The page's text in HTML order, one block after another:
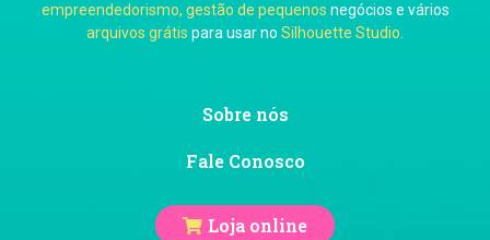
Ju Mirthes
empreendedorismo, gestão de pequenos negócios e vários
arquivos grátis para usar no Silhouette Studio
Sobre nós
Fale Conosco
Loja online